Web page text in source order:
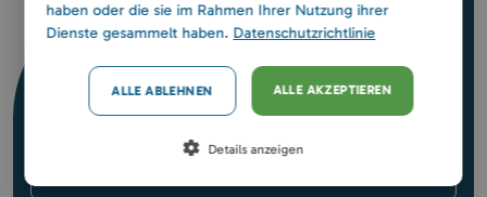
Bleiben wir in Kontakt
Facebook
haben oder die sie im Rahmen Ihrer Nutzung ihrer
Dienste gesammelt haben. Datenschutzrichtlinie
ALLE AKZEPTIEREN
ALLE ABLEHNEN
Details anzeigen